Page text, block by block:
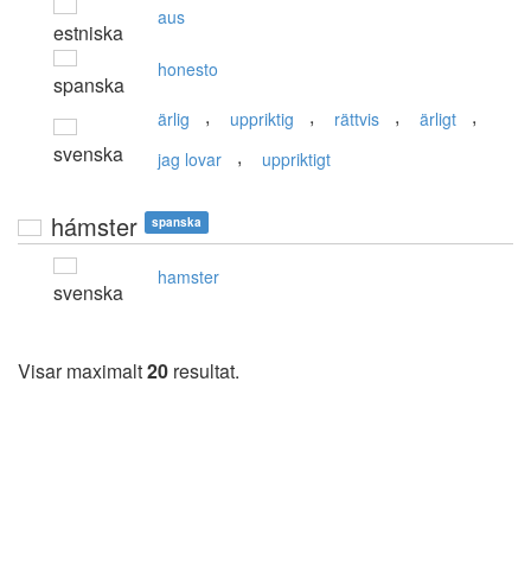
estniska
aus
spanska
honesto
svenska
ärlig , uppriktig , rättvis , ärligt ,
jag lovar , uppriktigt
hámster spanska
svenska
hamster
Visar maximalt20 resultat.